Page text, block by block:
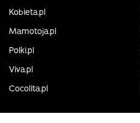
Kobieta.pl
Mamotoja.pl
Polki.pl
Viva.pl
Cocolita.pl